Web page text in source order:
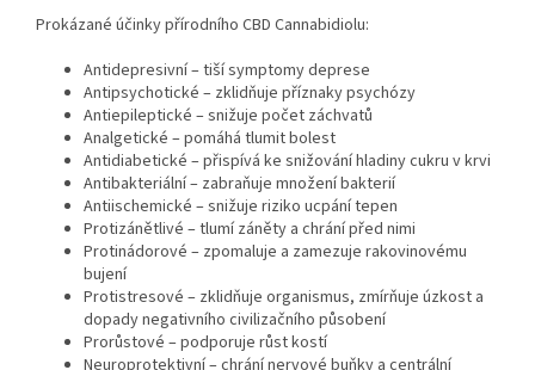
Prokázané účinky přírodního CBD Cannabidiolu:
Antidepresivní – tiší symptomy deprese
Antipsychotické – zklidňuje příznaky psychózy
Antiepileptické – snižuje počet záchvatů
Analgetické – pomáhá tlumit bolest
Antidiabetické – přispívá ke snižování hladiny cukru v krvi
Antibakteriální – zabraňuje množení bakterií
Antiischemické – snižuje riziko ucpání tepen
Protizánětlivé – tlumí záněty a chrání před nimi
Protinádorové – zpomaluje a zamezuje rakovinovému
bujení
Protistresové – zklidňuje organismus, zmírňuje úzkost a
dopady negativního civilizačního působení
Prorůstové – podporuje růst kostí